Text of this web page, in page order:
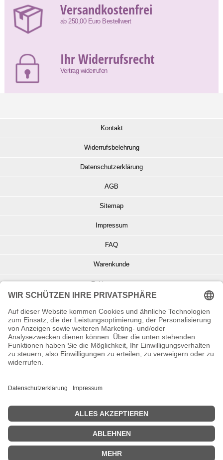
Versandkostenfrei
ab 250,00 Euro Bestellwert
Ihr Widerrufsrecht
Vertrag widerrufen
Kontakt
Widerrufsbelehrung
Datenschutzerklärung
AGB
Sitemap
Impressum
FAQ
Warenkunde
Zahlungsarten
Info zu Elektro- u. Elektronikgeräten
Batterieentsorgung
Informationen zur Echtheit von Kundenbewertungen
© Copyright 2026 Wohnambiente-Shop